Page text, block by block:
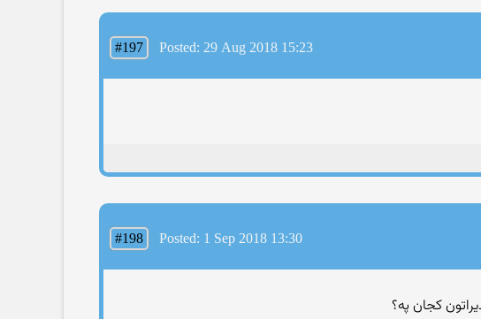
#197 Posted: 29 Aug 2018 15:23
#198 Posted: 1 Sep 2018 13:30